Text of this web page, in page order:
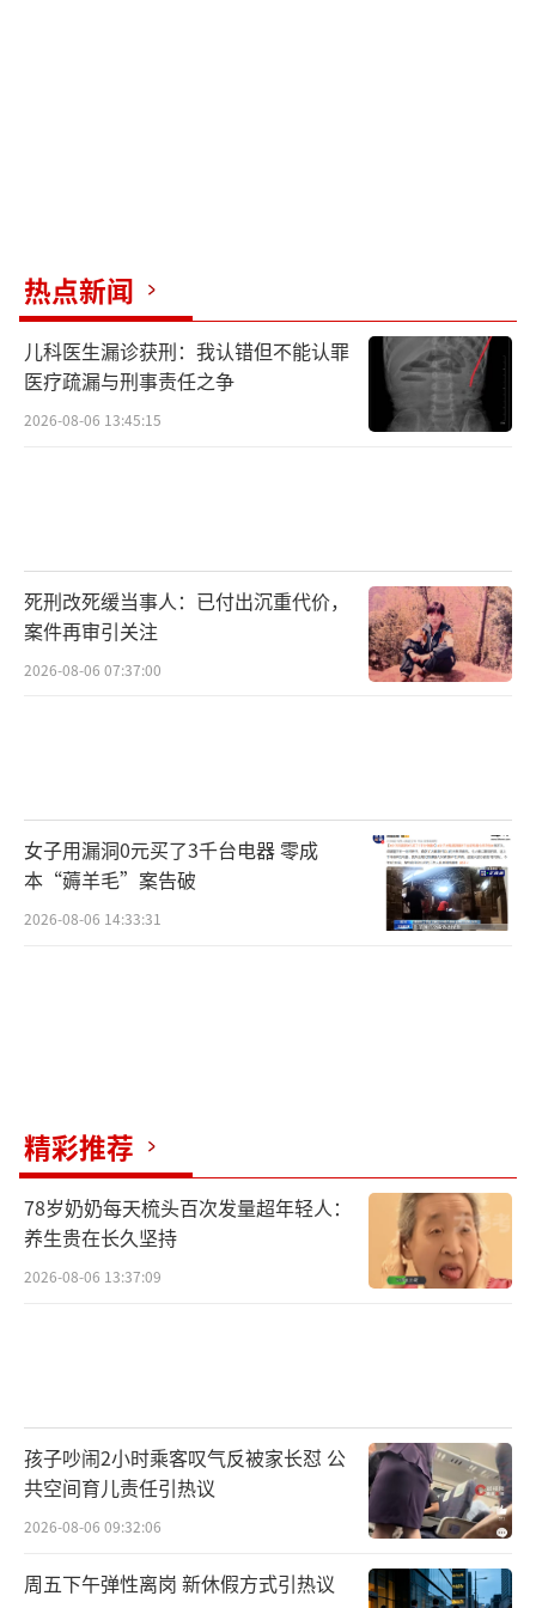
热点新闻
儿科医生漏诊获刑：我认错但不能认罪
医疗疏漏与刑事责任之争
2026-08-06 13:45:15
死刑改死缓当事人：已付出沉重代价，
案件再审引关注
2026-08-06 07:37:00
女子用漏洞0元买了3千台电器 零成
本“薅羊毛”案告破
2026-08-06 14:33:31
精彩推荐
78岁奶奶每天梳头百次发量超年轻人：
养生贵在长久坚持
2026-08-06 13:37:09
孩子吵闹2小时乘客叹气反被家长怼 公
共空间育儿责任引热议
2026-08-06 09:32:06
周五下午弹性离岗 新休假方式引热议